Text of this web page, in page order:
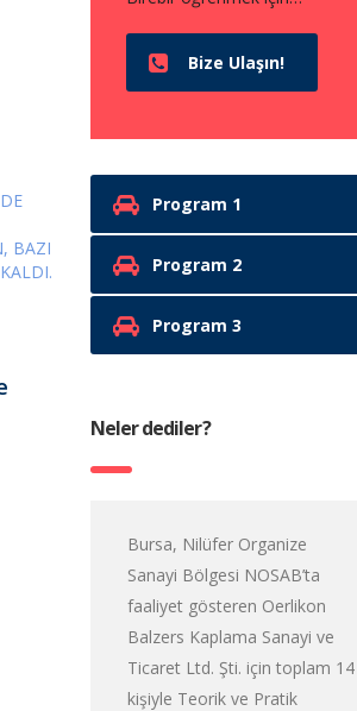
Bize Ulaşın!
Program 1
Program 2
Program 3
Neler dediler?
Bursa, Nilüfer Organize
Sanayi Bölgesi NOSAB’ta
faaliyet gösteren Oerlikon
Balzers Kaplama Sanayi ve
Ticaret Ltd. Şti. için toplam 14
kişiyle Teorik ve Pratik